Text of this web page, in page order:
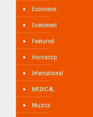
Economie
Eveniment
Featured
Horoscop
International
MEDICAL
Muzica